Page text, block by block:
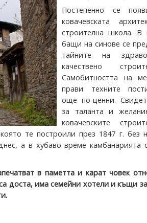
Постепенно се
ковачевската
строителна школа. В
бащи на синове се
тайните на
качествено
Самобитността на
прави техните
още по-ценни.
за таланта и
ковачевските
те построили през 1847 г. без
а в хубаво време камбанарията
в паметта и карат човек
доста, има семейни хотели и къщи